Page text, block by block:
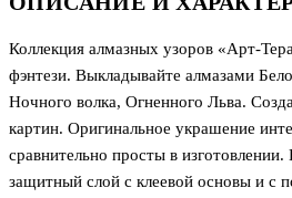
Коллекция алмазных узоров «Арт-
фэнтези. Выкладывайте алмазами
Ночного волка, Огненного Льва.
картин. Оригинальное украшение
сравнительно просты в
защитный слой с клеевой основы и с